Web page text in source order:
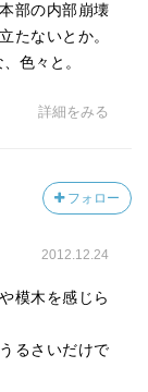
部の内部崩壊
たないとか。
色々と。
詳細をみる
フォロー
2012.12.24
模木を感じら
るさいだけで